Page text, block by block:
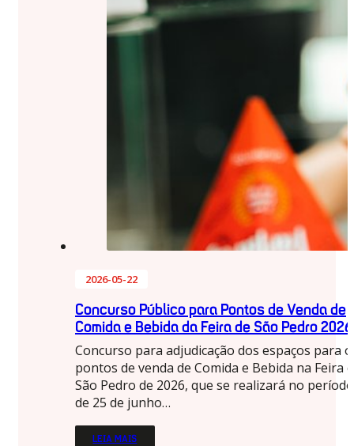
2026-05-22
Concurso Público para Pontos de Venda de
Comida e Bebida da Feira de São Pedro 2026
Concurso para adjudicação dos espaços para
pontos de venda de Comida e Bebida na Feira
São Pedro de 2026, que se realizará no período
de 25 de junho…
LEIA MAIS